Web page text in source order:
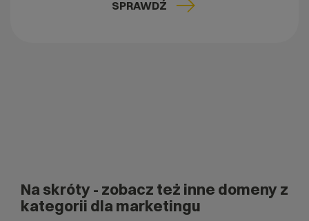
SPRAWDŹ
Na skróty - zobacz też inne domeny z
kategorii dla marketingu